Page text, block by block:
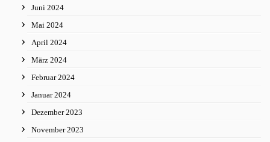
Juni 2024
Mai 2024
April 2024
März 2024
Februar 2024
Januar 2024
Dezember 2023
November 2023